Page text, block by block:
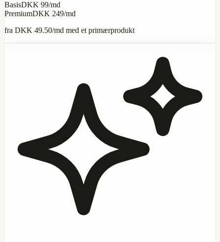
BasisDKK 99/md
PremiumDKK 249/md
fra DKK 49.50/md med et primærprodukt